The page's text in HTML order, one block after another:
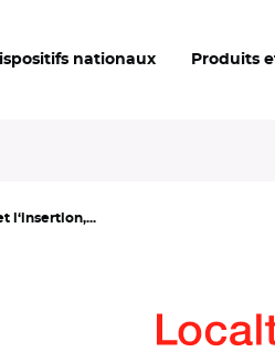
nationaux Produits
l‘insertion,...